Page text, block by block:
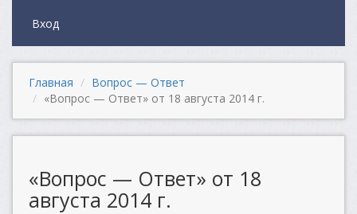
Вход
Главная
Вопрос — Ответ
«Вопрос — Ответ» от 18 августа 2014 г.
«Вопрос — Ответ» от 18
августа 2014 г.